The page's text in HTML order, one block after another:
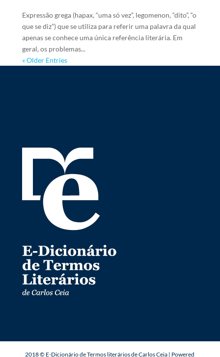
Expressão grega (hapax, “uma só vez”, legomenon, “dito”, “o
que se diz”) que se utiliza para referir uma palavra da qual
apenas se conhece uma única referência literária. Em
geral, os problemas...
« Older Entries
2018 © E-Dicionário de Termos literários de Carlos Ceia | Powered